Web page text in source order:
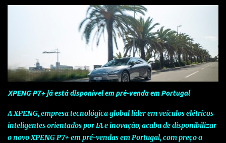
XPENG P7+ já está disponível em pré-venda em Portugal
A XPENG, empresa tecnológica global líder em veículos elétricos
inteligentes orientados por IA e inovação, acaba de disponibilizar
o novo XPENG P7+ em pré-vendas em Portugal, com preço a